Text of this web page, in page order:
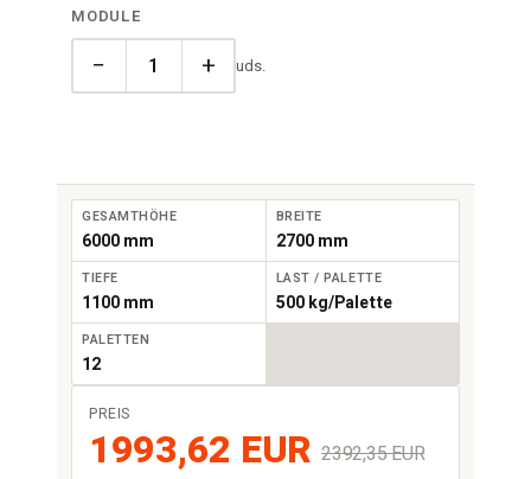
MODULE
− + uds.
GESAMTHÖHE
6000 mm
BREITE
2700 mm
TIEFE
1100 mm
LAST / PALETTE
500 kg/Palette
PALETTEN
12
PREIS
1993,62 EUR 2392,35 EUR